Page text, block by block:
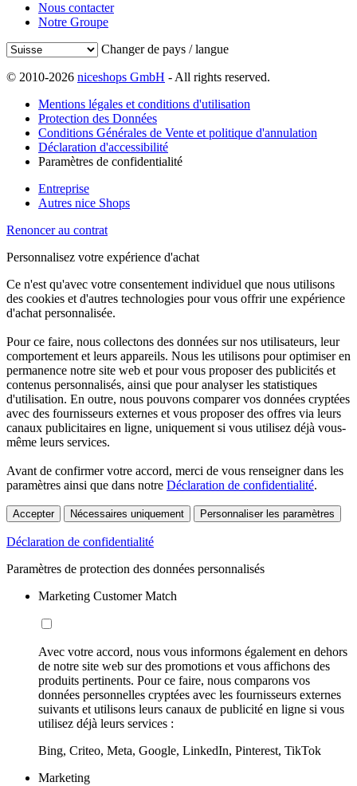
Nous contacter
Notre Groupe
Changer de pays / langue
© 2010-2026 niceshops GmbH - All rights reserved.
Mentions légales et conditions d'utilisation
Protection des Données
Conditions Générales de Vente et politique d'annulation
Déclaration d'accessibilité
Paramètres de confidentialité
Entreprise
Autres nice Shops
Renoncer au contrat
Personnalisez votre expérience d'achat
Ce n'est qu'avec votre consentement individuel que nous utilisons
des cookies et d'autres technologies pour vous offrir une expérience
d'achat personnalisée.
Pour ce faire, nous collectons des données sur nos utilisateurs, leur
comportement et leurs appareils. Nous les utilisons pour optimiser en
permanence notre site web et pour vous proposer des publicités et
contenus personnalisés, ainsi que pour analyser les statistiques
d'utilisation. En outre, nous pouvons comparer vos données cryptées
avec des fournisseurs externes et vous proposer des offres via leurs
canaux publicitaires en ligne, uniquement si vous utilisez déjà vous-
même leurs services.
Avant de confirmer votre accord, merci de vous renseigner dans les
paramètres ainsi que dans notre Déclaration de confidentialité.
Accepter Nécessaires uniquement Personnaliser les paramètres
Déclaration de confidentialité
Paramètres de protection des données personnalisés
Marketing Customer Match
Avec votre accord, nous vous informons également en dehors
de notre site web sur des promotions et vous affichons des
produits pertinents. Pour ce faire, nous comparons vos
données personnelles cryptées avec les fournisseurs externes
suivants et utilisons leurs canaux de publicité en ligne si vous
utilisez déjà leurs services :
Bing, Criteo, Meta, Google, LinkedIn, Pinterest, TikTok
Marketing